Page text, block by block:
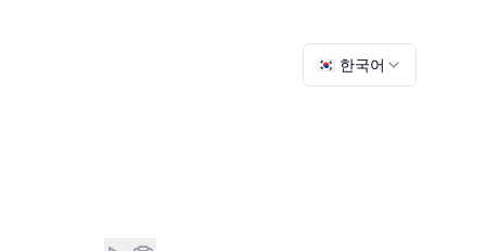
🇰🇷 한국어